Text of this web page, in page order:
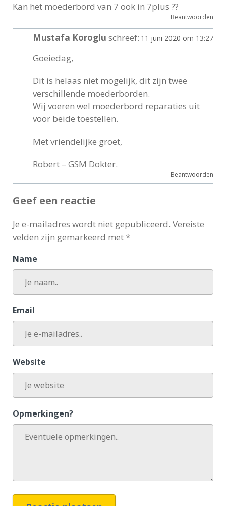
Kan het moederbord van 7 ook in 7plus ??
Beantwoorden
Mustafa Koroglu schreef: 11 juni 2020 om 13:27
Goeiedag,
Dit is helaas niet mogelijk, dit zijn twee
verschillende moederborden.
Wij voeren wel moederbord reparaties uit
voor beide toestellen.
Met vriendelijke groet,
Robert – GSM Dokter.
Beantwoorden
Geef een reactie
Je e-mailadres wordt niet gepubliceerd. Vereiste
velden zijn gemarkeerd met *
Name
Email
Website
Opmerkingen?